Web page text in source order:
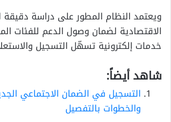
ويعتمد النظام المطور على دراسة دقيقة
الاقتصادية لضمان وصول الدعم للفئات
خدمات إلكترونية تسهّل التسجيل
شاهد أيضاً:
التسجيل في الضمان الاجتماعي
والخطوات بالتفصيل